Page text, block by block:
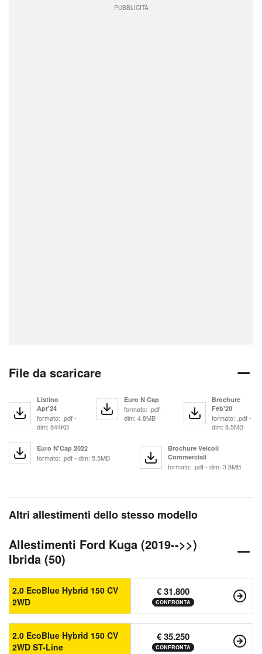
PUBBLICITÀ
File da scaricare
Listino
Apr'24
formato: .pdf -
dim: 844KB
Euro N Cap
formato: .pdf -
dim: 4.8MB
Brochure
Feb'20
formato: .pdf -
dim: 8.5MB
Euro N'Cap 2022
formato: .pdf - dim: 5.5MB
Brochure Veicoli
Commerciali
formato: .pdf - dim: 3.8MB
Altri allestimenti dello stesso modello
Allestimenti Ford Kuga (2019-->>)
Ibrida (50)
2.0 EcoBlue Hybrid 150 CV
2WD
€ 31.800
CONFRONTA
2.0 EcoBlue Hybrid 150 CV
2WD ST-Line
€ 35.250
CONFRONTA